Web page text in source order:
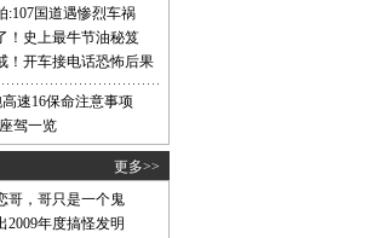
:107国道遇惨烈车祸
！史上最牛节油秘笈
！开车接电话恐怖后果
高速16保命注意事项
驾一览
更多>>
哥，哥只是一个鬼
2009年度搞怪发明